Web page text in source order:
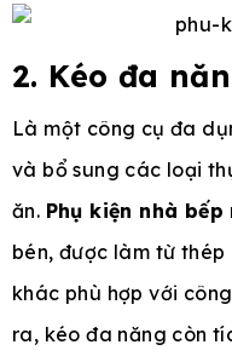
2. Kéo đa
Là một công cụ đa
và bổ sung các loại
ăn. Phụ kiện nhà bếp
bén, được làm từ
khác phù hợp với
ra, kéo đa năng còn